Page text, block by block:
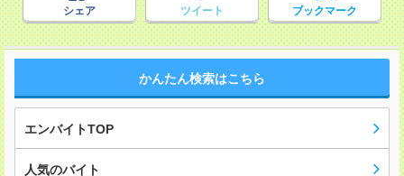
シェア ツイート ブックマーク
かんたん検索はこちら
エンバイトTOP
人気のバイト